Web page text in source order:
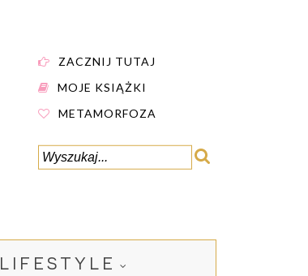
ZACZNIJ TUTAJ
MOJE KSIĄŻKI
METAMORFOZA
LIFESTYLE